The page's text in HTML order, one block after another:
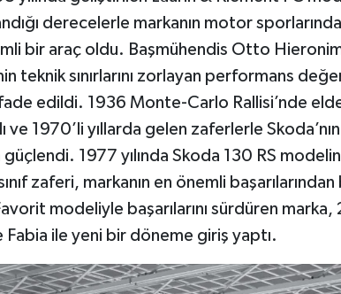
derecelerle markanın motor
bir araç oldu. Başmühendis Otto
teknik sınırlarını zorlayan performans
ifade edildi. 1936 Monte-Carlo Rallisi’nde
ve 1970’li yıllarda gelen zaferlerle
güçlendi. 1977 yılında Skoda 130 RS
zaferi, markanın en önemli başarılarından
modeliyle başarılarını sürdüren marka,
Fabia ile yeni bir döneme giriş yaptı.